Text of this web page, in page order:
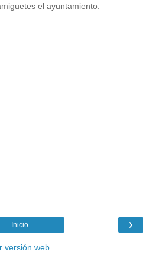
el ayuntamiento.
›
Inicio
versión web